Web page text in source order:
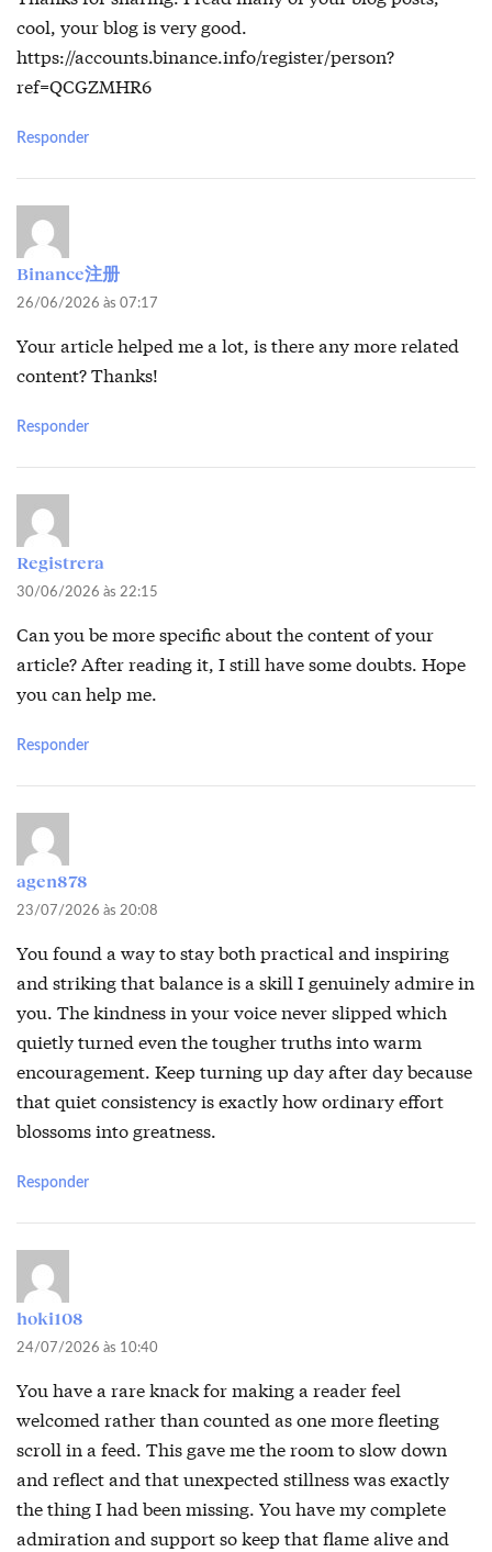
cool, your blog is very good.
https://accounts.binance.info/register/person?
ref=QCGZMHR6
Responder
Binance注册
26/06/2026 às 07:17
Your article helped me a lot, is there any more related
content? Thanks!
Responder
Registrera
30/06/2026 às 22:15
Can you be more specific about the content of your
article? After reading it, I still have some doubts. Hope
you can help me.
Responder
agen878
23/07/2026 às 20:08
You found a way to stay both practical and inspiring
and striking that balance is a skill I genuinely admire in
you. The kindness in your voice never slipped which
quietly turned even the tougher truths into warm
encouragement. Keep turning up day after day because
that quiet consistency is exactly how ordinary effort
blossoms into greatness.
Responder
hoki108
24/07/2026 às 10:40
You have a rare knack for making a reader feel
welcomed rather than counted as one more fleeting
scroll in a feed. This gave me the room to slow down
and reflect and that unexpected stillness was exactly
the thing I had been missing. You have my complete
admiration and support so keep that flame alive and